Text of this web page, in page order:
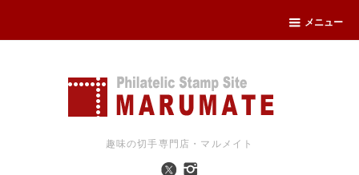
メニュー
趣味の切手専門店・マルメイト